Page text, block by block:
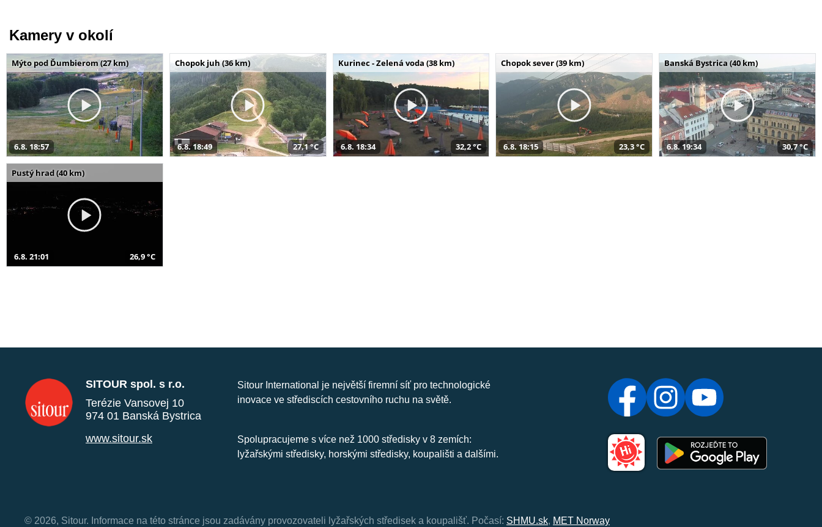
Kamery v okolí
Mýto pod Ďumbierom (27 km)
6.8. 18:57
Chopok juh (36 km)
6.8. 18:49 27,1 °C
Kurinec - Zelená voda (38 km)
6.8. 18:34 32,2 °C
Chopok sever (39 km)
6.8. 18:15 23,3 °C
Banská Bystrica (40 km)
6.8. 19:34 30,7 °C
Pustý hrad (40 km)
6.8. 21:01 26,9 °C
SITOUR spol. s r.o.
Terézie Vansovej 10
974 01 Banská Bystrica
www.sitour.sk
Sitour International je největší firemní síť pro technologické
inovace ve střediscích cestovního ruchu na světě.
Spolupracujeme s více než 1000 středisky v 8 zemích:
lyžařskými středisky, horskými středisky, koupališti a dalšími.
© 2026, Sitour. Informace na této stránce jsou zadávány provozovateli lyžařských středisek a koupališť. Počasí: SHMU.sk, MET Norway